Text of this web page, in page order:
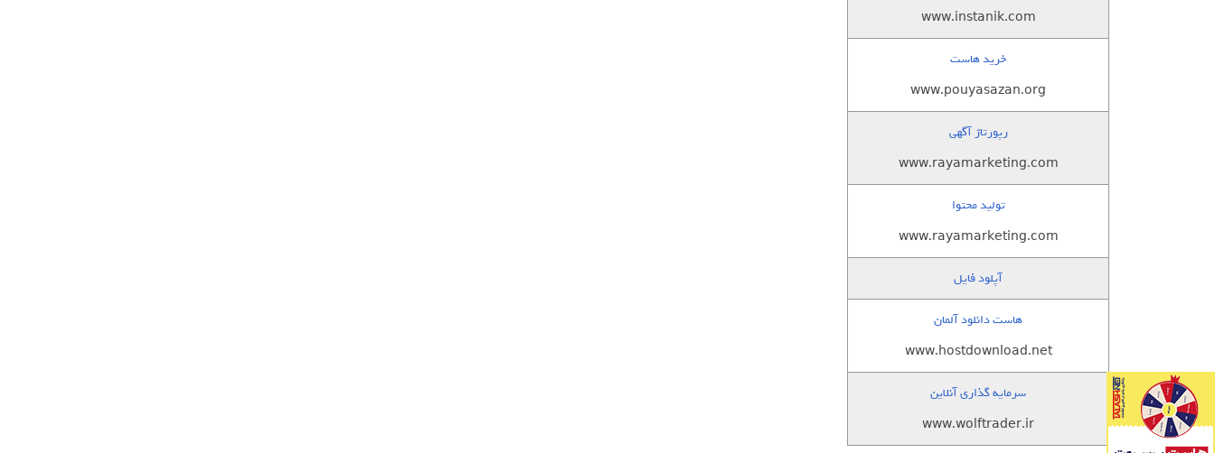
www.instanik.com
خرید هاست
www.pouyasazan.org
رپورتاژ آگهی
www.rayamarketing.com
تولید محتوا
www.rayamarketing.com
آپلود فایل
هاست دانلود آلمان
www.hostdownload.net
سرمایه گذاری آنلاین
www.wolftrader.ir